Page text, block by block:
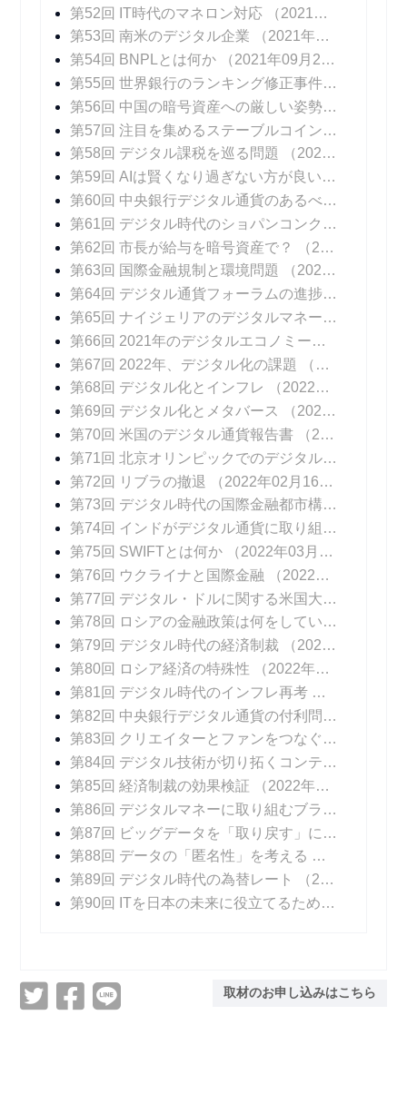
第52回 IT時代のマネロン対応
（2021年09月15日 掲載）
第53回 南米のデジタル企業
（2021年09月22日 掲載）
第54回 BNPLとは何か
（2021年09月29日 掲載）
第55回 世界銀行のランキング修正事件
（2021年
第56回 中国の暗号資産への厳しい姿勢
（2021年
第57回 注目を集めるステーブルコイン
（2021年
第58回 デジタル課税を巡る問題
（2021年10月27日 掲載）
第59回 AIは賢くなり過ぎない方が良いのか？
第60回 中央銀行デジタル通貨のあるべき姿
第61回 デジタル時代のショパンコンクール
第62回 市長が給与を暗号資産で？
（2021年11月24日 掲載）
第63回 国際金融規制と環境問題
（2021年12月01日 掲載）
第64回 デジタル通貨フォーラムの進捗報告書
第65回 ナイジェリアのデジタルマネー
（2021年
第66回 2021年のデジタルエコノミーを振り返る
第67回 2022年、デジタル化の課題
（2022年01月12日 掲載）
第68回 デジタル化とインフレ
（2022年01月19日 掲載）
第69回 デジタル化とメタバース
（2022年01月26日 掲載）
第70回 米国のデジタル通貨報告書
（2022年02月02日 掲載）
第71回 北京オリンピックでのデジタル通貨
第72回 リブラの撤退
（2022年02月16日 掲載）
第73回 デジタル時代の国際金融都市構想
第74回 インドがデジタル通貨に取り組む意図
第75回 SWIFTとは何か
（2022年03月09日 掲載）
第76回 ウクライナと国際金融
（2022年03月16日 掲載）
第77回 デジタル・ドルに関する米国大統領令
第78回 ロシアの金融政策は何をしているのか
第79回 デジタル時代の経済制裁
（2022年04月06日 掲載）
第80回 ロシア経済の特殊性
（2022年04月13日 掲載）
第81回 デジタル時代のインフレ再考
（2022年04
第82回 中央銀行デジタル通貨の付利問題
第83回 クリエイターとファンをつなぐデジタル技術
第84回 デジタル技術が切り拓くコンテンツ産業の未来
第85回 経済制裁の効果検証
（2022年06月15日 掲載）
第86回 デジタルマネーに取り組むブラジル
第87回 ビッグデータを「取り戻す」には
第88回 データの「匿名性」を考える
（2022年07
第89回 デジタル時代の為替レート
（2022年08月10日 掲載）
第90回 ITを日本の未来に役立てるために
取材のお申し込みはこちら